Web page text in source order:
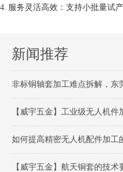
4. 服务灵活高效：支持小批量试
新闻推荐
非标铜轴套加工难点拆解，东
【威宇五金】工业级无人机
如何提高精密无人机配件加工
【威宇五金】航天铜套的技术